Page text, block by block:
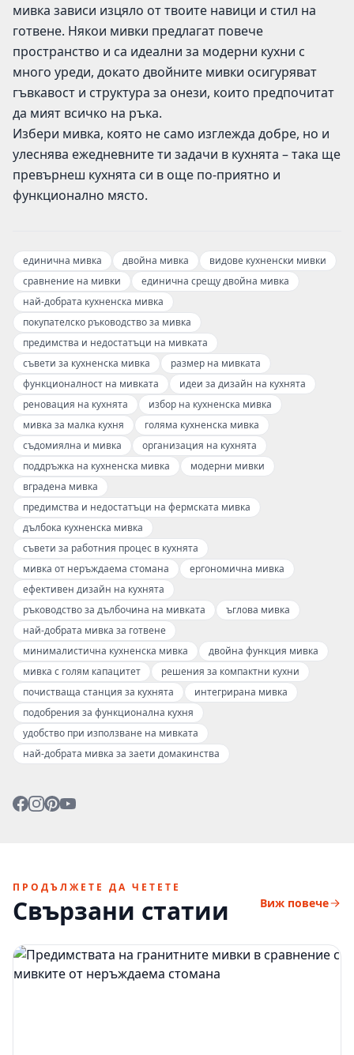
мивка зависи изцяло от твоите навици и стил на
готвене. Някои мивки предлагат повече
пространство и са идеални за модерни кухни с
много уреди, докато двойните мивки осигуряват
гъвкавост и структура за онези, които предпочитат
да мият всичко на ръка.
Избери мивка, която не само изглежда добре, но и
улеснява ежедневните ти задачи в кухнята – така ще
превърнеш кухнята си в още по-приятно и
функционално място.
единична мивка двойна мивка
видове кухненски мивки
сравнение на мивки
единична срещу двойна мивка
най-добрата кухненска мивка
покупателско ръководство за мивка
предимства и недостатъци на мивката
съвети за кухненска мивка
размер на мивката
функционалност на мивката
идеи за дизайн на кухнята
реновация на кухнята
избор на кухненска мивка
мивка за малка кухня
голяма кухненска мивка
съдомиялна и мивка
организация на кухнята
поддръжка на кухненска мивка
модерни мивки
вградена мивка
предимства и недостатъци на фермската мивка
дълбока кухненска мивка
съвети за работния процес в кухнята
мивка от неръждаема стомана
ергономична мивка
ефективен дизайн на кухнята
ръководство за дълбочина на мивката
ъглова мивка
най-добрата мивка за готвене
минималистична кухненска мивка
двойна функция мивка
мивка с голям капацитет
решения за компактни кухни
почистваща станция за кухнята
интегрирана мивка
подобрения за функционална кухня
удобство при използване на мивката
най-добрата мивка за заети домакинства
ПРОДЪЛЖЕТЕ ДА ЧЕТЕТЕ
Свързани статии Виж повече